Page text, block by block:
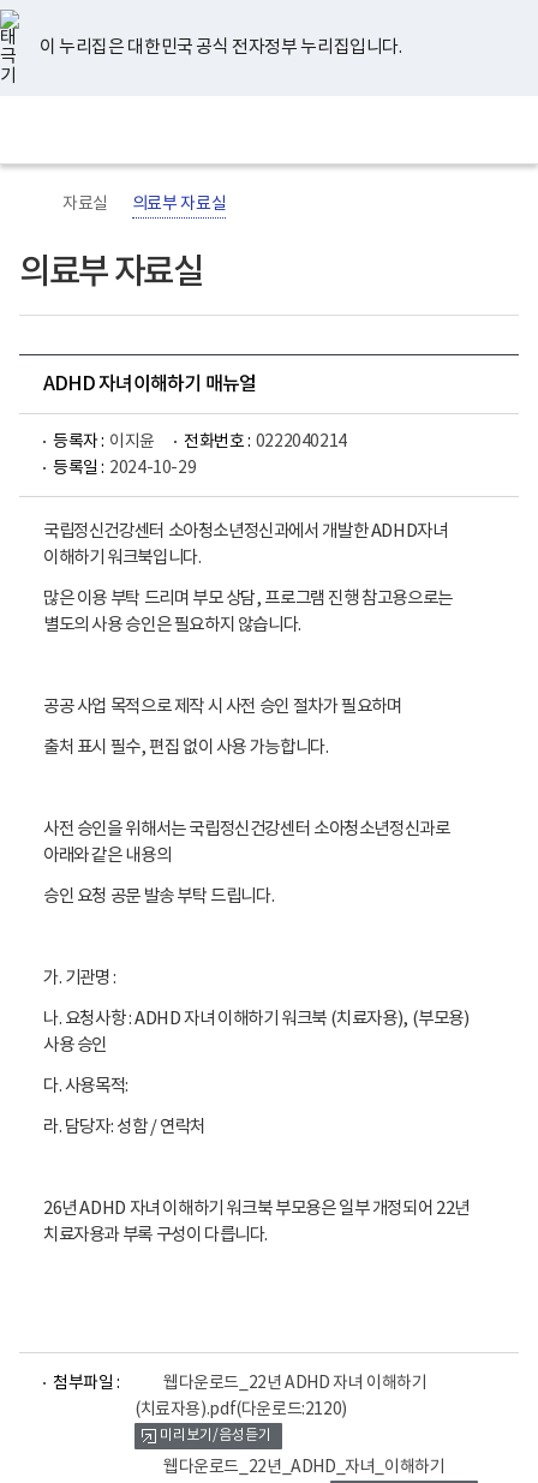
너
비
767px
이
하
이 누리집은 대한민국 공식 전자정부 누리집입니다.
지
검
메
홈
자료실 의료부 자료실
의료부 자료실
ADHD 자녀이해하기 매뉴얼
등록자 : 이지윤 전화번호 : 0222040214
등록일 : 2024-10-29
국립정신건강센터 소아청소년정신과에서 개발한 ADHD자녀
이해하기 워크북입니다.
많은 이용 부탁 드리며 부모 상담, 프로그램 진행참고용으로는
별도의 사용 승인은 필요하지 않습니다.
공공 사업 목적으로 제작 시 사전 승인 절차가 필요하며
출처 표시 필수, 편집 없이 사용 가능합니다.
사전 승인을 위해서는 국립정신건강센터 소아청소년정신과로
아래와 같은 내용의
승인 요청 공문 발송 부탁 드립니다.
가. 기관명 :
나. 요청사항 : ADHD 자녀 이해하기 워크북 (치료자용), (부모용)
사용 승인
다. 사용목적:
라. 담당자: 성함 / 연락처
26년 ADHD 자녀 이해하기 워크북 부모용은 일부 개정되어 22년
치료자용과 부록 구성이 다릅니다.
첨부파일 :
웹다운로드_22년 ADHD 자녀 이해하기
(치료자용).pdf(다운로드:2120)
미리보기/음성듣기
웹다운로드_22년_ADHD_자녀_이해하기
유
튜
브
페
이
스
북
인
스
타
그
램
블
로
그